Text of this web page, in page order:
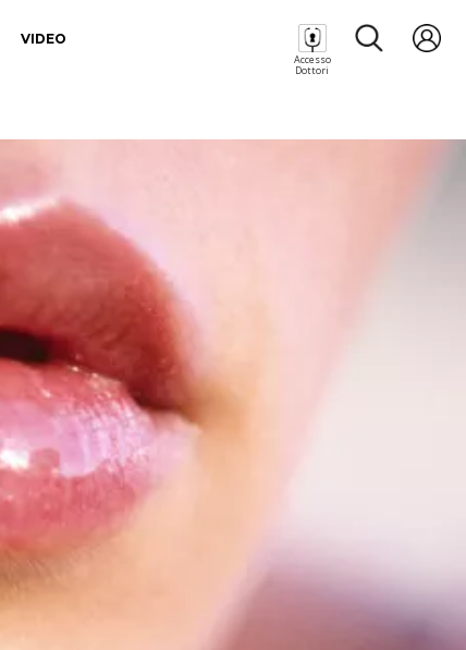
VIDEO
Accesso
Dottori